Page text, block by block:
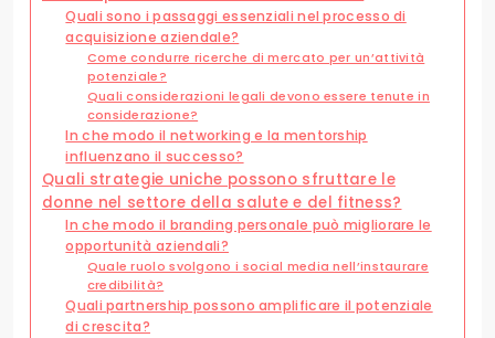
Quali sono i passaggi essenziali nel processo di
acquisizione aziendale?
Come condurre ricerche di mercato per un’attività
potenziale?
Quali considerazioni legali devono essere tenute in
considerazione?
In che modo il networking e la mentorship
influenzano il successo?
Quali strategie uniche possono sfruttare le
donne nel settore della salute e del fitness?
In che modo il branding personale può migliorare le
opportunità aziendali?
Quale ruolo svolgono i social media nell’instaurare
credibilità?
Quali partnership possono amplificare il potenziale
di crescita?